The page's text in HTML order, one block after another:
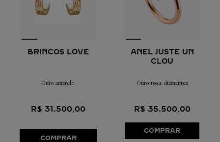
BRINCOS LOVE
Ouro amarelo
R$ 31 .500,00
COMPRAR
ANEL JUSTE UN
CLOU
Ouro rosa, diamantes
R$ 35.500,00
COMPRAR